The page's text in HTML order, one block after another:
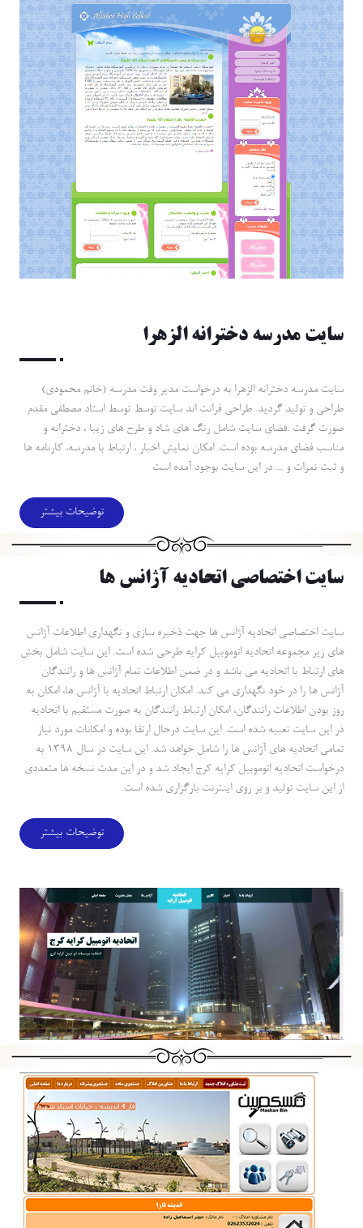
سايت مدرسه دخترانه الزهرا
سايت مدرسه دخترانه الزهرا به درخواست مدير وقت مدرسه (خانم محمودي)
طراحي و توليد گرديد. طراحي فرانت اند سايت توسط توسط استاد مصطفي مقدم
صورت گرفت .فضاي سايت شامل رنگ هاي شاد و طرح هاي زيبا ، دخترانه و
مناسب فضاي مدرسه بوده است. امكان نمايش اخبار ، ارتباط با مدرسه، كارنامه ها
و ثبت نمرات و ... در اين سايت بوجود آمده است
توضیحات بیشتر
سايت اختصاصي اتحاديه آژانس ها
سايت اختصاصي اتحاديه آژانس ها جهت ذخيره سازي و نگهداري اطلاعات آژانس
هاي زير مجموعه اتحاديه اتوموبيل كرايه طرحي شده است. اين سايت شامل بخش
هاي ارتباط با اتحاديه مي باشد و در ضمن اطلاعات تمام آژانس ها و رانندگان
آژانس ها را در خود نگهداري مي كند. امكان ارتباط اتحاديه با آژانس ها، امكان به
روز بودن اطلاعات رانندگان، امكان ارتباط رانندگان به صورت مستقيم با اتحاديه
در اين سايت تعبيه شده است. اين سايت درحال ارتقا بوده و امكانات مورد نياز
تمامي اتحاديه هاي آژانس ها را شامل خواهد شد. اين سايت در سال 1398 به
درخواست اتحاديه اتوموبيل كرايه كرج ايجاد شد و در اين مدت نسخه ها متعددي
از اين سايت توليد و بر روي اينترنت بارگزاري شده است.
توضیحات بیشتر